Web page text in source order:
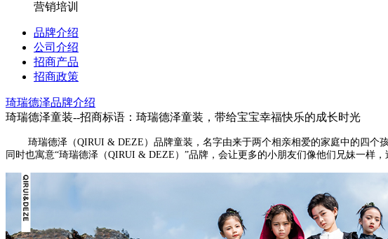
营销培训
品牌介绍
公司介绍
招商产品
招商政策
琦瑞德泽品牌介绍
琦瑞德泽童装--招商标语： 琦瑞德泽童装，带给宝宝幸福快乐的成长时光
琦瑞德泽（QIRUI & DEZE）品牌童装，名字由来于两个相亲相爱的家庭中的四个
同时也寓意“琦瑞德泽（QIRUI & DEZE）”品牌，会让更多的小朋友们像他们兄妹一样，